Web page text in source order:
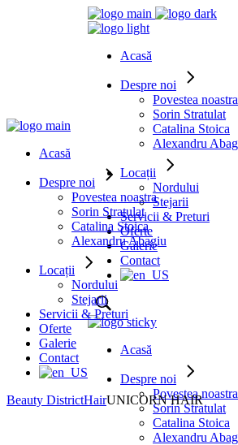
Acasă
Despre noi
Povestea noastra
Sorin Stratulat
Catalina Stoica
Alexandru
Locații
Nordului
Stejarii
Servicii & Preturi
Oferte
Galerie
Contact
Acasă
Despre noi
Povestea noastra
Sorin Stratulat
Catalina Stoica
Alexandru
Acasă
Despre noi
Povestea noastra
Sorin Stratulat
Catalina Stoica
Alexandru Abagiu
Locații
Nordului
Stejarii
Servicii & Preturi
Oferte
Galerie
Contact
Beauty DistrictHairUNICORN HAIR